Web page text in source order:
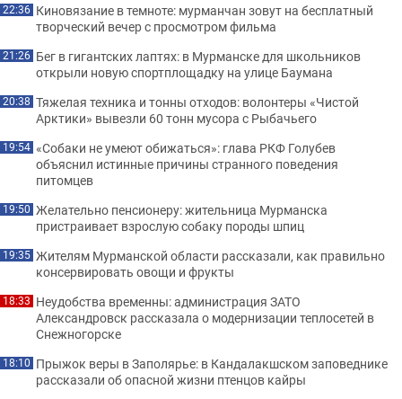
22:36 Киновязание в темноте: мурманчан зовут на бесплатный
творческий вечер с просмотром фильма
21:26 Бег в гигантских лаптях: в Мурманске для школьников
открыли новую спортплощадку на улице Баумана
20:38 Тяжелая техника и тонны отходов: волонтеры «Чистой
Арктики» вывезли 60 тонн мусора с Рыбачьего
19:54 «Собаки не умеют обижаться»: глава РКФ Голубев
объяснил истинные причины странного поведения
питомцев
19:50 Желательно пенсионеру: жительница Мурманска
пристраивает взрослую собаку породы шпиц
19:35 Жителям Мурманской области рассказали, как правильно
консервировать овощи и фрукты
18:33 Неудобства временны: администрация ЗАТО
Александровск рассказала о модернизации теплосетей в
Снежногорске
18:10 Прыжок веры в Заполярье: в Кандалакшском заповеднике
рассказали об опасной жизни птенцов кайры